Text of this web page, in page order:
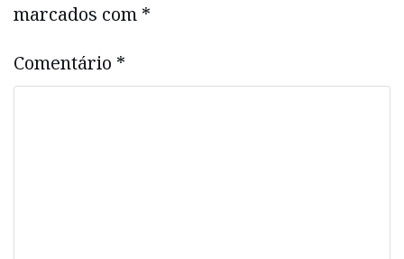
marcados com *
Comentário *